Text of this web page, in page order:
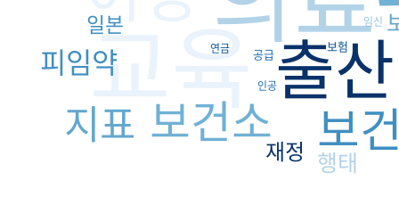
교육 출산
보
보건소
지표
피임약
행태
재정
일본
공급 보험
연금
임신
인공